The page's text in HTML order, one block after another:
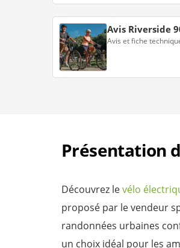
Avis Riverside
Avis et fiche
Présentation
Découvrez levélo
proposé par le vendeur
randonnées urbaines
un choix idéal pour les